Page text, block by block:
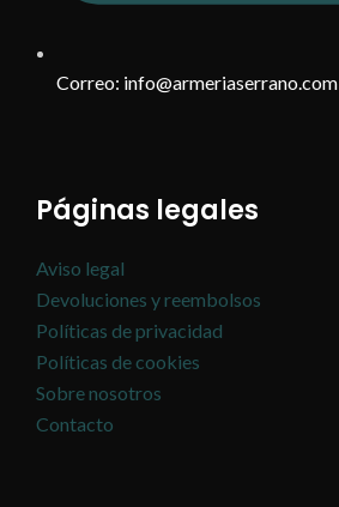
Correo: info@armeriaserrano.com
Páginas legales
Aviso legal
Devoluciones y reembolsos
Políticas de privacidad
Políticas de cookies
Sobre nosotros
Contacto